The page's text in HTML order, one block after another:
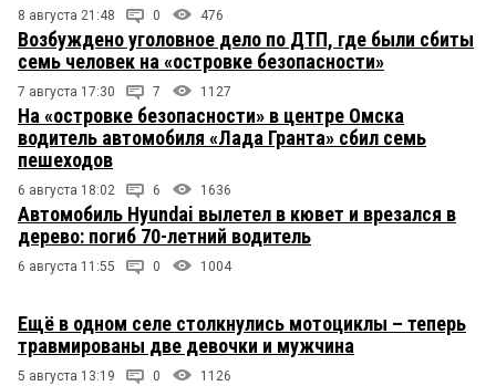
8 августа 21:48 0 476
Возбуждено уголовное дело по ДТП, где были сбиты
семь человек на «островке безопасности»
7 августа 17:30 7 1127
На «островке безопасности» в центре Омска
водитель автомобиля «Лада Гранта» сбил семь
пешеходов
6 августа 18:02 6 1636
Автомобиль Hyundai вылетел в кювет и врезался в
дерево: погиб 70-летний водитель
6 августа 11:55 0 1004
Ещё в одном селе столкнулись мотоциклы – теперь
травмированы две девочки и мужчина
5 августа 13:19 0 1126